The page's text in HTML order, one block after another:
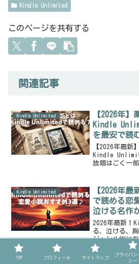
Kindle Unlimited
このページを共有する
関連記事
Kindle Unlimited
【2026年
Kindle
を最安で読
【2026年最新
Kindle
放題はごく一
い、小説版ま
ための電子書
ンペーン情報
に最適な楽し
Kindle Unlimited
【2026年
で読める恋
泣ける名作
で
2026年最新！
る、泣ける、
ジャンル別に
を厳選してご
ら隠れた名作
TOP プロフィール サイトマップ
プライバシ
シー